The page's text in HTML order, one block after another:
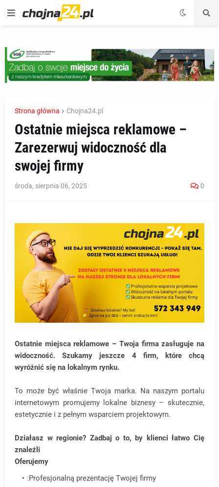
Strona główna Chojna24.pl
Ostatnie miejsca reklamowe –
Zarezerwuj widoczność dla
swojej firmy
środa, sierpnia 06, 2025 0
Ostatnie miejsca reklamowe – Twoja firma zasługuje na
widoczność. Szukamy jeszcze 4 firm, które chcą
wyróżnić się na lokalnym rynku.
To może być właśnie Twoja marka. Na naszym portalu
internetowym promujemy lokalne biznesy – skutecznie,
estetycznie i z pełnym wsparciem projektowym.
Działasz w regionie? Zadbaj o to, by klienci łatwo Cię
znaleźli
Oferujemy
:Profesjonalną prezentację Twojej firmy